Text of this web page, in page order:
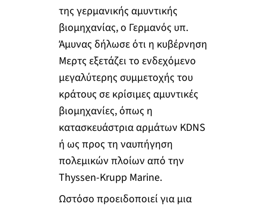
της γερμανικής αμυντικής
βιομηχανίας, ο Γερμανός υπ.
Άμυνας δήλωσε ότι η κυβέρνηση
Μερτς εξετάζει το ενδεχόμενο
μεγαλύτερης συμμετοχής του
κράτους σε κρίσιμες αμυντικές
βιομηχανίες, όπως η
κατασκευάστρια αρμάτων KDNS
ή ως προς τη ναυπήγηση
πολεμικών πλοίων από την
Thyssen-Κrupp Marine.
Ωστόσο προειδοποιεί για μια